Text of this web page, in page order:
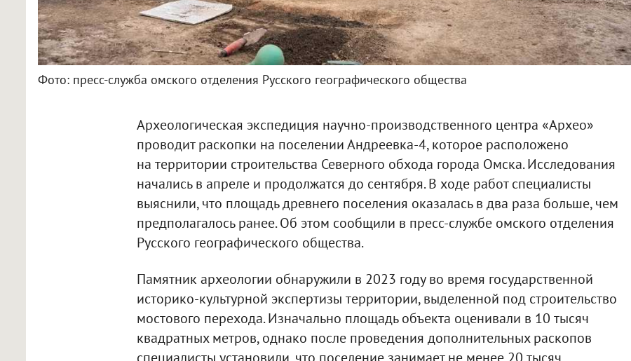
Фото: пресс-служба омского отделения Русского географического общества
Археологическая экспедиция научно-производственного центра «Архео»
проводит раскопки на поселении Андреевка-4, которое расположено
на территории строительства Северного обхода города Омска. Исследования
начались в апреле и продолжатся до сентября. В ходе работ специалисты
выяснили, что площадь древнего поселения оказалась в два раза больше, чем
предполагалось ранее. Об этом сообщили в пресс-службе омского отделения
Русского географического общества.
Памятник археологии обнаружили в 2023 году во время государственной
историко-культурной экспертизы территории, выделенной под строительство
мостового перехода. Изначально площадь объекта оценивали в 10 тысяч
квадратных метров, однако после проведения дополнительных раскопов